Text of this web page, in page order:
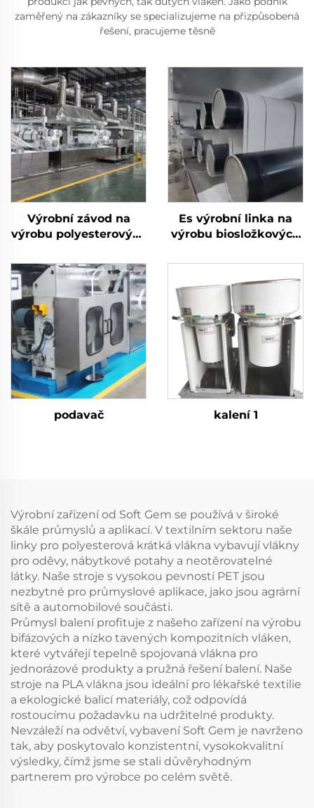
zaměřený na zákazníky se specializujeme na přizpůsobená
řešení, pracujeme těsně
Výrobní závod na
výrobu polyesterových
vysokou pevností
(PSF) Stroj na výrobu
PSF z pevných
polyesterových
střižových vláken
Es výrobní linka na
výrobu biosložkových
podavač kalení 1
Výrobní zařízení od Soft Gem se používá v široké
škále průmyslů a aplikací. V textilním sektoru naše
linky pro polyesterová krátká vlákna vybavují vlákny
pro oděvy, nábytkové potahy a neotěrovatelné
látky. Naše stroje s vysokou pevností PET jsou
nezbytné pro průmyslové aplikace, jako jsou agrární
sítě a automobilové součásti.
Průmysl balení profituje z našeho zařízení na výrobu
bifázových a nízko tavených kompozitních vláken,
které vytvářejí tepelně spojovaná vlákna pro
jednorázové produkty a pružná řešení balení. Naše
stroje na PLA vlákna jsou ideální pro lékařské textilie
a ekologické balicí materiály, což odpovídá
rostoucímu požadavku na udržitelné produkty.
Nevzáleží na odvětví, vybavení Soft Gem je navrženo
tak, aby poskytovalo konzistentní, vysokokvalitní
výsledky, čímž jsme se stali důvěryhodným
partnerem pro výrobce po celém světě.